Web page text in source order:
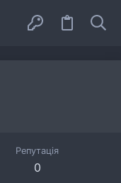
Репутація
0